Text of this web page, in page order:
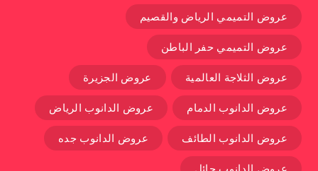
عروض التميمي الرياض والقصيم
عروض التميمي حفر الباطن
عروض الثلاجة العالمية عروض الجزيرة
عروض الدانوب الدمام عروض الدانوب الرياض
عروض الدانوب الطائف عروض الدانوب جده